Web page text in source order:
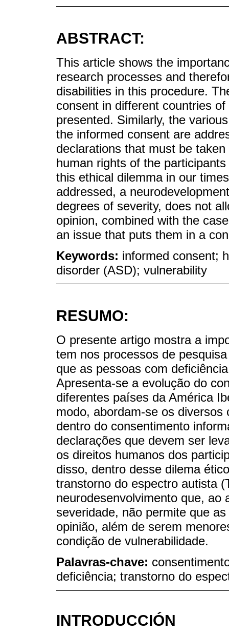
ABSTRACT:
This article shows the
research processes and
disabilities in this procedure.
consent in different countries
presented. Similarly, the
the informed consent are
declarations that must be
human rights of the
this ethical dilemma in our
addressed, a
degrees of severity, does not
opinion, combined with the
an issue that puts them in a
Keywords: informed consent;
disorder (ASD); vulnerability
RESUMO:
O presente artigo mostra a
tem nos processos de
que as pessoas com
Apresenta-se a evolução do
diferentes países da América
modo, abordam-se os
dentro do consentimento
declarações que devem ser
os direitos humanos dos
disso, dentro desse dilema
transtorno do espectro autista
neurodesenvolvimento que, ao
severidade, não permite que
opinião, além de serem
condição de vulnerabilidade.
Palavras-chave:
deficiência; transtorno do
INTRODUCCIÓN